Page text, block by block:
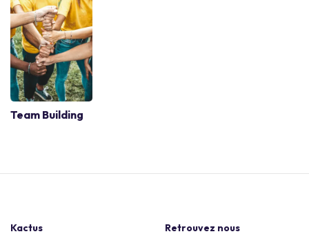
Team Building
Kactus
Retrouvez nous